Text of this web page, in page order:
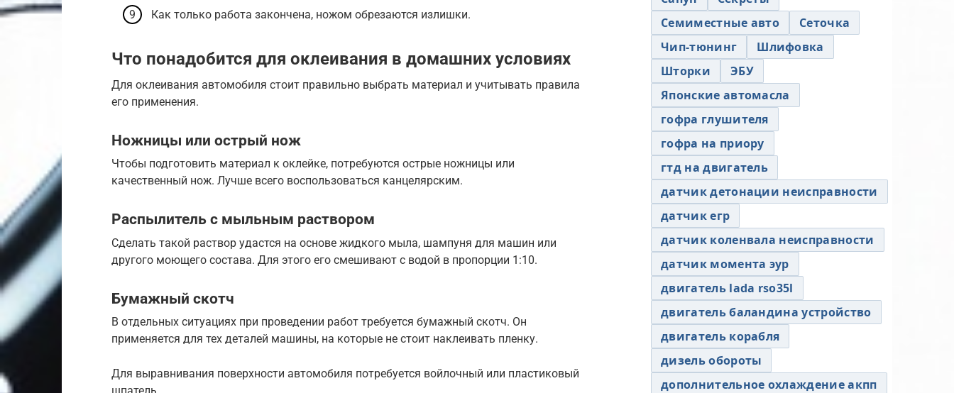
Как только работа закончена, ножом обрезаются излишки.
Что понадобится для оклеивания в домашних условиях
Для оклеивания автомобиля стоит правильно выбрать материал и учитывать правила
его применения.
Ножницы или острый нож
Чтобы подготовить материал к оклейке, потребуются острые ножницы или
качественный нож. Лучше всего воспользоваться канцелярским.
Распылитель с мыльным раствором
Сделать такой раствор удастся на основе жидкого мыла, шампуня для машин или
другого моющего состава. Для этого его смешивают с водой в пропорции 1:10.
Бумажный скотч
В отдельных ситуациях при проведении работ требуется бумажный скотч. Он
применяется для тех деталей машины, на которые не стоит наклеивать пленку.
Для выравнивания поверхности автомобиля потребуется войлочный или пластиковый
Семиместные авто
Сеточка
Чип-тюнинг
Шлифовка
Шторки
ЭБУ
Японские автомасла
гофра глушителя
гофра на приору
гтд на двигатель
датчик детонации неисправности
датчик егр
датчик коленвала неисправности
датчик момента эур
двигатель lada rso35l
двигатель баландина устройство
двигатель корабля
дизель обороты
дополнительное охлаждение акпп